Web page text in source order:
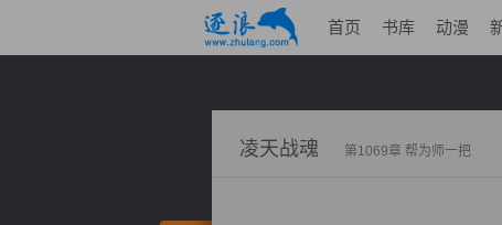
首页 书库 动漫
凌天战魂 第1069章 帮为师一把